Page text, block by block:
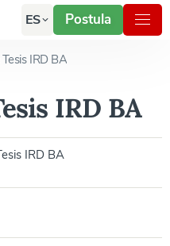
ES Postula
IRD BA
IRD BA
IRD BA